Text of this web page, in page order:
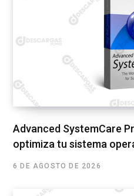
Advanced SystemCare
optimiza tu sistema
6 DE AGOSTO DE 2026